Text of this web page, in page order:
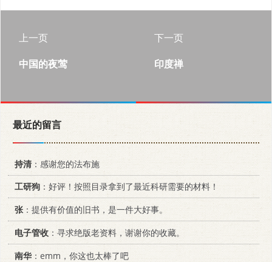
上一页
中国的夜莺
下一页
印度禅
最近的留言
持清：感谢您的法布施
工研狗 ：好评！按照目录拿到了最近科研需要的材料！
张：提供有价值的旧书，是一件大好事。
电子管收 ：寻求绝版老资料，谢谢你的收藏。
南华：emm，你这也太棒了吧